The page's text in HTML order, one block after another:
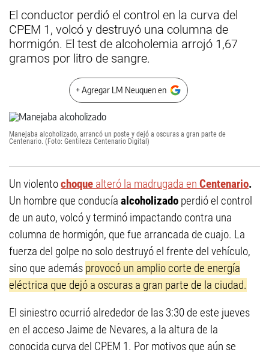
El conductor perdió el control en la curva del
CPEM 1, volcó y destruyó una columna de
hormigón. El test de alcoholemia arrojó 1,67
gramos por litro de sangre.
+ Agregar LM Neuquen en
Manejaba alcoholizado, arrancó un poste y dejó a oscuras a gran parte de
Centenario. (Foto: Gentileza Centenario Digital)
Un violentochoque alteró la madrugada en Centenario.
Un hombre que conducía alcoholizado perdió el control
de un auto, volcó y terminó impactando contra una
columna de hormigón, que fue arrancada de cuajo. La
fuerza del golpe no solo destruyó el frente del vehículo,
sino que además provocó un amplio corte de energía
eléctrica que dejó a oscuras a gran parte de la ciudad.
El siniestro ocurrió alrededor de las 3:30 de este jueves
en el acceso Jaime de Nevares, a la altura de la
conocida curva del CPEM 1. Por motivos que aún se